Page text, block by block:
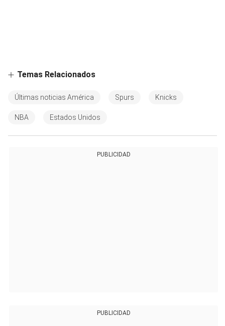
Temas Relacionados
Últimas noticias América Spurs Knicks
NBA Estados Unidos
PUBLICIDAD
PUBLICIDAD